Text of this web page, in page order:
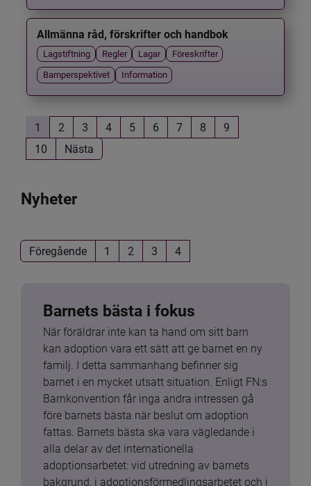
Allmänna råd, förskrifter och handbok
Lagstiftning Regler Lagar
Föreskrifter
Barnperspektivet
Information
1 2 3 4 5 6 7 8
9
10
Nästa
Nyheter
Föregående 1 2 3 4
Barnets bästa i fokus
När föräldrar inte kan ta hand om sitt barn
kan adoption vara ett sätt att ge barnet en ny
familj. I detta sammanhang befinner sig
barnet i en mycket utsatt situation. Enligt FN:s
Barnkonvention får inga andra intressen gå
före barnets bästa när beslut om adoption
fattas. Barnets bästa ska vara vägledande i
alla delar av det internationella
adoptionsarbetet: vid utredning av barnets
bakgrund, i adoptionsförmedlingsarbetet och i